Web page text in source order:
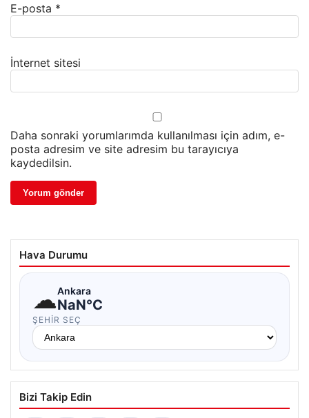
E-posta *
İnternet sitesi
Daha sonraki yorumlarımda kullanılması için adım, e-
posta adresim ve site adresim bu tarayıcıya
kaydedilsin.
Hava Durumu
☁Ankara
NaN°C
ŞEHIR SEÇ
Bizi Takip Edin